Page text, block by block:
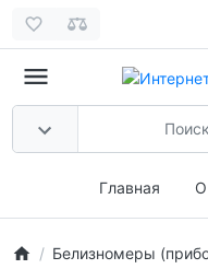
Главная
Белизномеры